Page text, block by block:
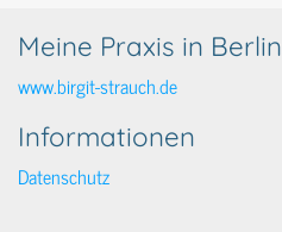
Meine Praxis in Berlin
www.birgit-strauch.de
Informationen
Datenschutz